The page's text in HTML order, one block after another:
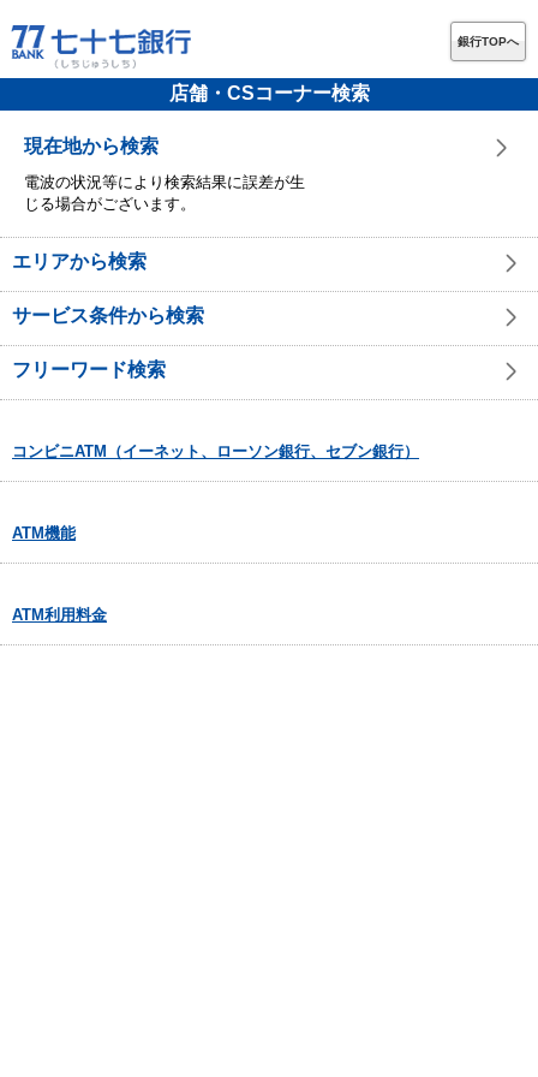
銀行TOPへ
店舗・CSコーナー検索
現在地から検索
電波の状況等により検索結果に誤差が生
じる場合がございます。
エリアから検索
サービス条件から検索
フリーワード検索
コンビニATM（イーネット、ローソン銀行、セブン銀行）
ATM機能
ATM利用料金